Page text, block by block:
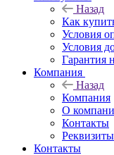
Назад
Как
Условия
Условия
Гарантия
Компания
Назад
Компания
О
Контакты
Реквизиты
Контакты